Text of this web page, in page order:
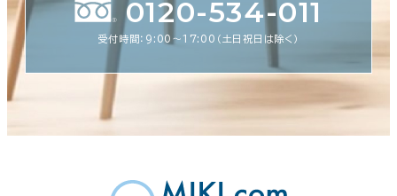
0120-534-011
受付時間：9:00〜17:00（土日祝日は除く）